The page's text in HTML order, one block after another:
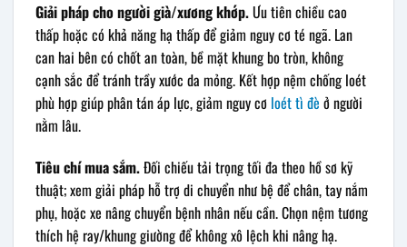
Giải pháp cho người già/xương khớp.Ưu tiên chiều cao
thấp hoặc có khả năng hạ thấp để giảm nguy cơ té ngã. Lan
can hai bên có chốt an toàn, bề mặt khung bo tròn, không
cạnh sắc để tránh trầy xước da mỏng. Kết hợp nệm chống loét
phù hợp giúp phân tán áp lực, giảm nguy cơ loét tì đè ở người
nằm lâu.
Tiêu chí mua sắm.Đối chiếu tải trọng tối đa theo hồ sơ kỹ
thuật; xem giải pháp hỗ trợ di chuyển như bệ để chân, tay nắm
phụ, hoặc xe nâng chuyển bệnh nhân nếu cần. Chọn nệm tương
thích hệ ray/khung giường để không xô lệch khi nâng hạ.